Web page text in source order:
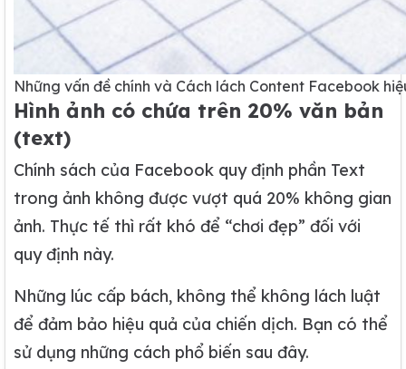
Những vấn đề chính và Cách lách Content Facebook
Hình ảnh có chứa trên 20% văn bản
(text)
Chính sách của Facebook quy định phần Text
trong ảnh không được vượt quá 20% không gian
ảnh. Thực tế thì rất khó để “chơi đẹp” đối với
quy định này.
Những lúc cấp bách, không thể không lách luật
để đảm bảo hiệu quả của chiến dịch. Bạn có thể
sử dụng những cách phổ biến sau đây.